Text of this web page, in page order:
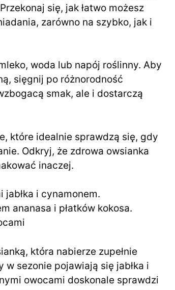
się, jak łatwo możesz
zarówno na szybko, jak i
woda lub napój roślinny. Aby
sięgnij po różnorodność
smak, ale i dostarczą
które idealnie sprawdzą się, gdy
Odkryj, że zdrowa owsianka
inaczej.
jabłka i cynamonem.
ananasa i płatków kokosa.
która nabierze zupełnie
w sezonie pojawiają się jabłka i
owocami doskonale sprawdzi